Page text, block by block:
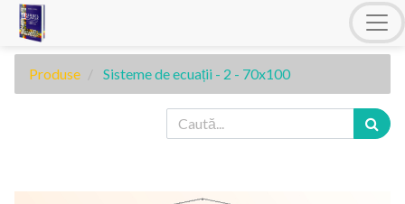
Produse Sisteme de ecuații - 2 - 70x100